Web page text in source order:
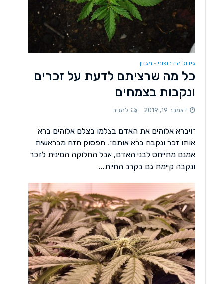
גידול הידרופוני • מגזין
כל מה שרציתם לדעת על זכרים
ונקבות בצמחים
דצמבר 19, 2019 להגיב
״ויברא אלוהים את האדם בצלמו בצלם אלוהים ברא
אותו זכר ונקבה ברא אותם״. הפסוק הזה מבראשית
אמנם מתייחס לבני האדם, אבל החלוקה המינית לזכר
ונקבה קיימת גם בקרב החיות...